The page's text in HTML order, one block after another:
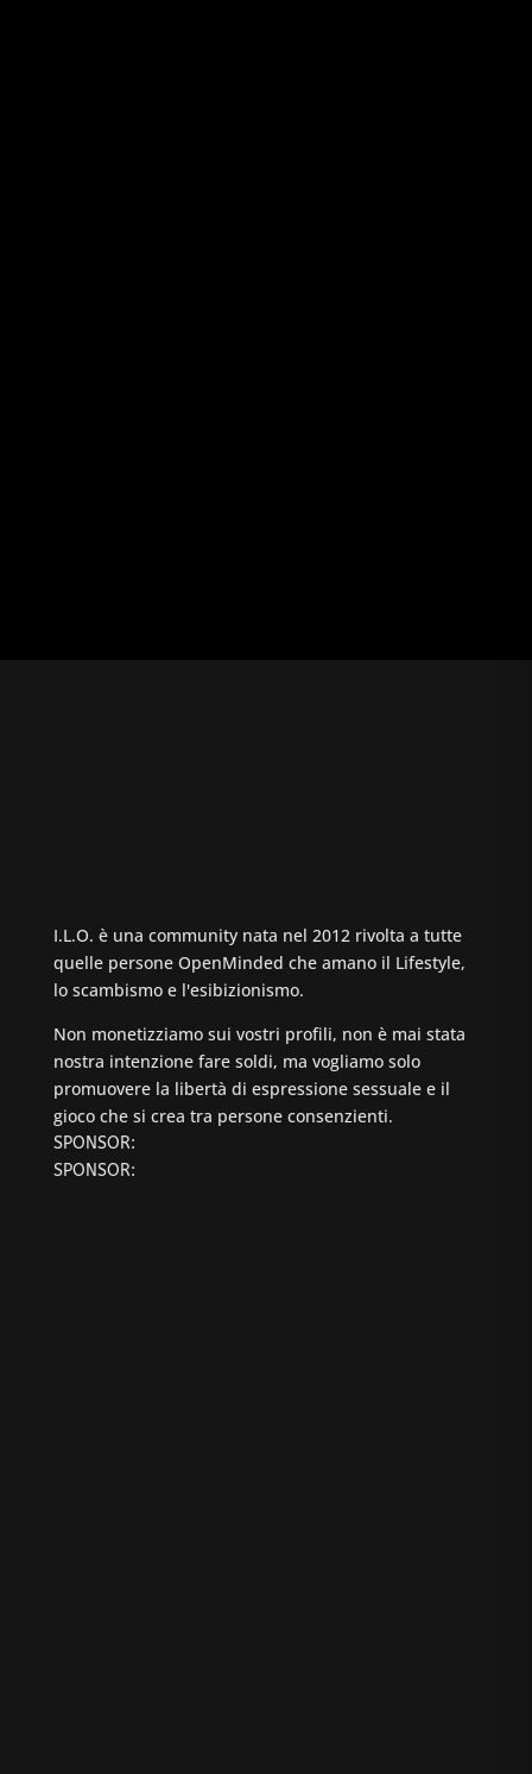
I.L.O. è una community nata nel 2012 rivolta a tutte
quelle persone OpenMinded che amano il Lifestyle,
lo scambismo e l'esibizionismo.
Non monetizziamo sui vostri profili, non è mai stata
nostra intenzione fare soldi, ma vogliamo solo
promuovere la libertà di espressione sessuale e il
gioco che si crea tra persone consenzienti.
SPONSOR:
SPONSOR: